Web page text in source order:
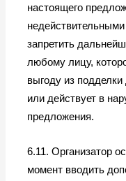
настоящего
запретить
любому лицу,
выгоду из
или действует в
предложения.
6.11. Организатор
момент вводить